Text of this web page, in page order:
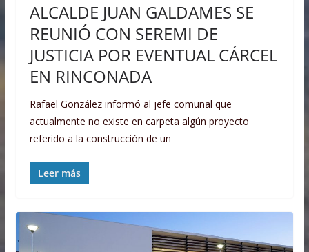
ALCALDE JUAN GALDAMES SE
REUNIÓ CON SEREMI DE
JUSTICIA POR EVENTUAL CÁRCEL
EN RINCONADA
Rafael González informó al jefe comunal que
actualmente no existe en carpeta algún proyecto
referido a la construcción de un
Leer más